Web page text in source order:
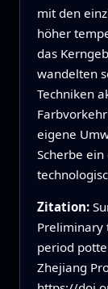
mit den
höher
das
wandelten
Techniken
eigene
Scherbe
Zitation:
Preliminary
period
Zhejiang